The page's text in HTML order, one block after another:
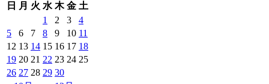
日 月 火 水 木 金 土
1 2 3
4
5
6 7 8 9 10 11
12 13 14 15 16 17 18
19 20 21 22 23 24 25
26 27 28 29 30